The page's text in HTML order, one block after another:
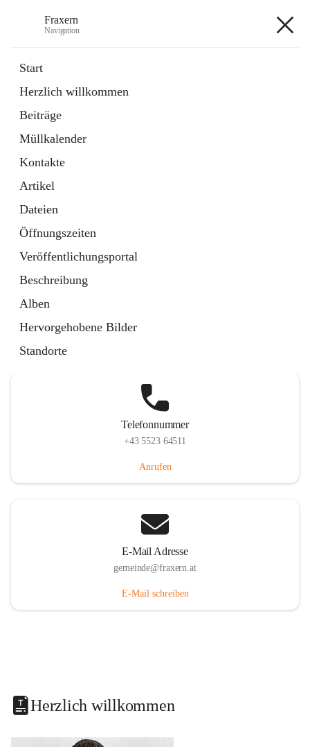
Fraxern
Navigation
Start
Herzlich willkommen
Beiträge
Müllkalender
Kontakte
Artikel
Dateien
Öffnungszeiten
Veröffentlichungsportal
Beschreibung
Alben
Hervorgehobene Bilder
Standorte
Ordner
in
Tab
Formulare
Artikel
öffnet
in
neuem
Tab
Telefonnummer
+43 5523 64511
Anrufen
E-Mail Adresse
gemeinde@fraxern.at
E-Mail schreiben
Herzlich willkommen